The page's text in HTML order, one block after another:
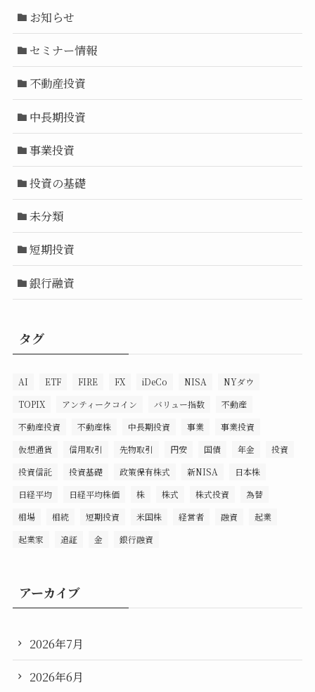
お知らせ
セミナー情報
不動産投資
中長期投資
事業投資
投資の基礎
未分類
短期投資
銀行融資
タグ
AI ETF FIRE FX iDeCo NISA
NYダウ
TOPIX
アンティークコイン バリュー指数
不動産
不動産投資
不動産株 中長期投資 事業
事業投資
仮想通貨
信用取引 先物取引 円安 国債 年金
投資
投資信託
投資基礎 政策保有株式 新NISA
日本株
日経平均
日経平均株価 株 株式 株式投資
為替
相場
相続 短期投資 米国株 経営者 融資
起業
起業家
追証 金 銀行融資
アーカイブ
2026年7月
2026年6月